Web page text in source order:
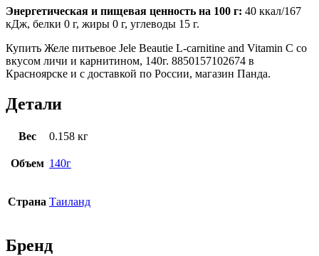
Энергетическая и пищевая ценность на 100 г: 40 ккал/167
кДж, белки 0 г, жиры 0 г, углеводы 15 г.
Купить Желе питьевое Jele Beautie L-carnitine and Vitamin C со
вкусом личи и карнитином, 140г. 8850157102674 в
Красноярске и с доставкой по России, магазин Панда.
Детали
Вес 0.158 кг
Объем 140г
Страна Таиланд
Бренд